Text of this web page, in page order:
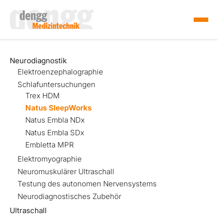
Produkte
Unternehmen
Service & Support
Kontakt
Neurodiagnostik
Elektroenzephalographie
Schlafuntersuchungen
Trex HDM
Natus SleepWorks
Natus Embla NDx
Natus Embla SDx
Embletta MPR
Elektromyographie
Neuromuskulärer Ultraschall
Testung des autonomen Nervensystems
Neurodiagnostisches Zubehör
Ultraschall